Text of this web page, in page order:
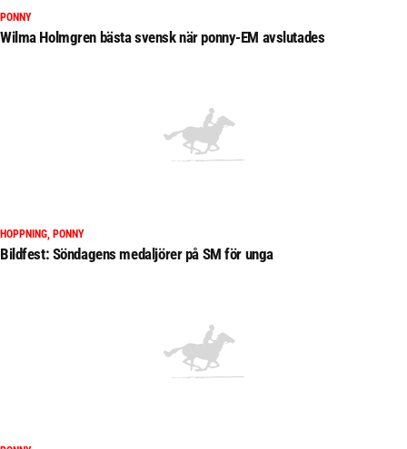
PONNY
Wilma Holmgren bästa svensk när ponny-EM avslutades
HOPPNING, PONNY
Bildfest: Söndagens medaljörer på SM för unga